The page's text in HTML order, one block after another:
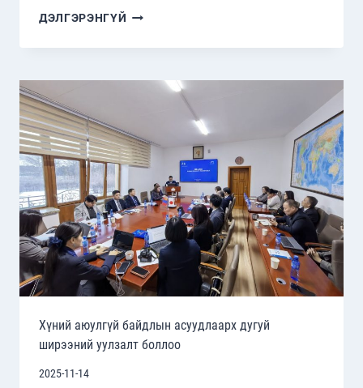
ДЭЛГЭРЭНГҮЙ “СТРАТЕГИЙН
СЭТГҮҮЛ
(DIGITAL
IDENTIFIER)
ДУГААРТ
ШИЛЖЛЭЭ
Хүний аюулгүй байдлын асуудлаарх дугуй
ширээний уулзалт боллоо
2025-11-14